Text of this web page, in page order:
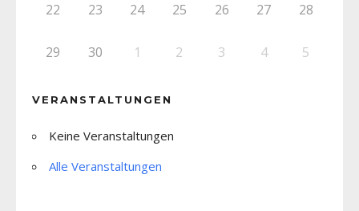
22 23 24 25 26 27 28
29 30 1 2 3 4 5
VERANSTALTUNGEN
Keine Veranstaltungen
Alle Veranstaltungen